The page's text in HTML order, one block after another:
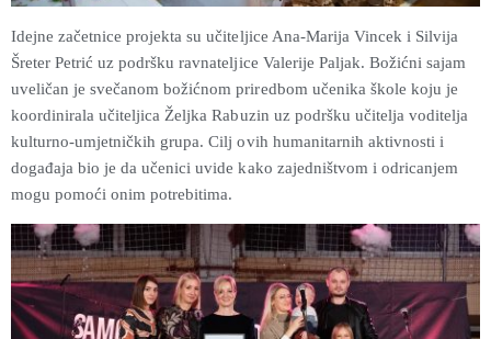
Idejne začetnice projekta su učiteljice Ana-Marija Vincek i Silvija
Šreter Petrić uz podršku ravnateljice Valerije Paljak. Božićni sajam
uveličan je svečanom božićnom priredbom učenika škole koju je
koordinirala učiteljica Željka Rabuzin uz podršku učitelja voditelja
kulturno-umjetničkih grupa. Cilj ovih humanitarnih aktivnosti i
događaja bio je da učenici uvide kako zajedništvom i odricanjem
mogu pomoći onim potrebitima.